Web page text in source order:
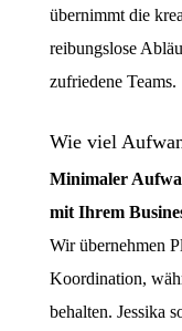
übernimmt die
reibungslose
zufriedene Teams.
Wie viel
Minimaler
mit Ihrem
Wir übernehmen
Koordination,
behalten. Jessika